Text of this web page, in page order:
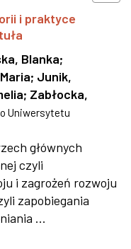
i praktyce
Blanka;
; Junik,
; Zabłocka,
Uniwersytetu
głównych
czyli
i zagrożeń rozwoju
zapobiegania
...